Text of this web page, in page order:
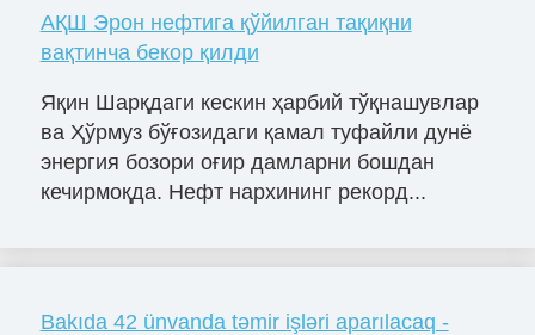
АҚШ Эрон нефтига қўйилган тақиқни
вақтинча бекор қилди
Яқин Шарқдаги кескин ҳарбий тўқнашувлар
ва Ҳўрмуз бўғозидаги қамал туфайли дунё
энергия бозори оғир дамларни бошдан
кечирмоқда. Нефт нархининг рекорд...
Bakıda 42 ünvanda təmir işləri aparılacaq -